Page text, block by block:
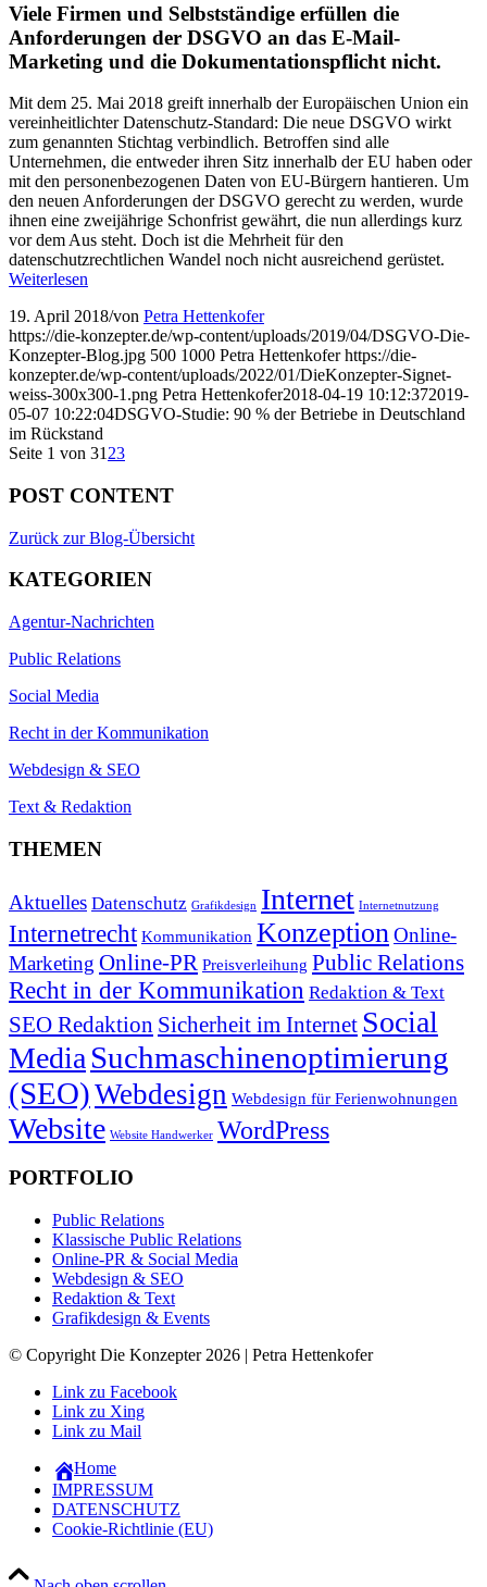
Viele Firmen und Selbstständige erfüllen die
Anforderungen der DSGVO an das E-Mail-
Marketing und die Dokumentationspflicht nicht.
Mit dem 25. Mai 2018 greift innerhalb der Europäischen Union ein
vereinheitlichter Datenschutz-Standard: Die neue DSGVO wirkt
zum genannten Stichtag verbindlich. Betroffen sind alle
Unternehmen, die entweder ihren Sitz innerhalb der EU haben oder
mit den personenbezogenen Daten von EU-Bürgern hantieren. Um
den neuen Anforderungen der DSGVO gerecht zu werden, wurde
ihnen eine zweijährige Schonfrist gewährt, die nun allerdings kurz
vor dem Aus steht. Doch ist die Mehrheit für den
datenschutzrechtlichen Wandel noch nicht ausreichend gerüstet.
Weiterlesen
19. April 2018/von Petra Hettenkofer
https://die-konzepter.de/wp-content/uploads/2019/04/DSGVO-Die-
Konzepter-Blog.jpg 500 1000 Petra Hettenkofer https://die-
konzepter.de/wp-content/uploads/2022/01/DieKonzepter-Signet-
weiss-300x300-1.png Petra Hettenkofer2018-04-19 10:12:372019-
05-07 10:22:04DSGVO-Studie: 90 % der Betriebe in Deutschland
im Rückstand
Seite 1 von 31 23
POST CONTENT
Zurück zur Blog-Übersicht
KATEGORIEN
Agentur-Nachrichten
Public Relations
Social Media
Recht in der Kommunikation
Webdesign & SEO
Text & Redaktion
THEMEN
Aktuelles Datenschutz Grafikdesign Internet Internetnutzung
Internetrecht Kommunikation Konzeption Online-
Marketing Online-PR Preisverleihung Public Relations
Recht in der Kommunikation Redaktion & Text
SEO Redaktion Sicherheit im Internet Social
Media Suchmaschinenoptimierung
(SEO)Webdesign Webdesign für Ferienwohnungen
Website Website Handwerker WordPress
PORTFOLIO
Public Relations
Klassische Public Relations
Online-PR & Social Media
Webdesign & SEO
Redaktion & Text
Grafikdesign & Events
© Copyright Die Konzepter 2026 | Petra Hettenkofer
Link zu Facebook
Link zu Xing
Link zu Mail
Home
IMPRESSUM
DATENSCHUTZ
Cookie-Richtlinie (EU)